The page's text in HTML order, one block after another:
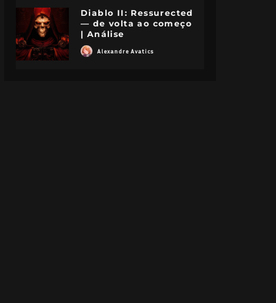
Diablo II: Ressurected
— de volta ao começo
| Análise
Alexandre Avatics